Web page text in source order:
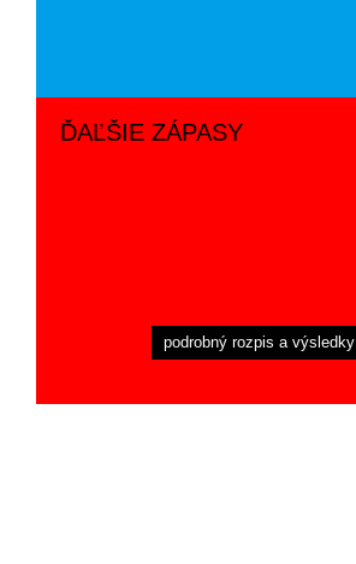
ĎAĽŠIE ZÁPASY
podrobný rozpis a výsledky